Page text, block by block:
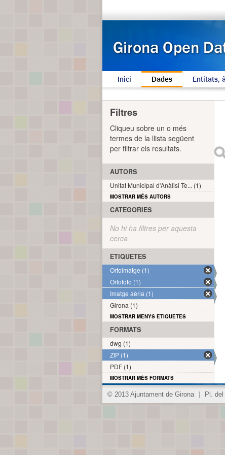
Inici Dades Entitats,
Filtres
Cliqueu sobre un o més
termes de la llista següent
per filtrar els resultats.
AUTORS
Unitat Municipal d'Anàlisi Te... (1)
MOSTRAR MÉS AUTORS
CATEGORIES
No hi ha filtres per aquesta
cerca
ETIQUETES
Ortoimatge (1)
Ortofoto (1)
Imatge aèria (1)
Girona (1)
MOSTRAR MENYS ETIQUETES
FORMATS
dwg (1)
ZIP (1)
PDF (1)
MOSTRAR MÉS FORMATS
© 2013 Ajuntament de Girona Pl.